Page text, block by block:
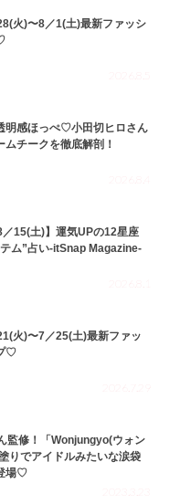
火)〜8／1(土)最新ファッシ
明感ほっぺ♡小田切ヒロさん
チークを徹底解剖！
／15(土)】運気UPの12星座
ム”占い-itSnap Magazine-
火)〜7／25(土)最新ファッ
♡
監修！「Wonjungyo(ウォン
りでアイドルみたいな涙袋
場♡